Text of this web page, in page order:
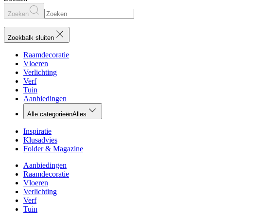
Zoeken
Zoekbalk sluiten
Raamdecoratie
Vloeren
Verlichting
Verf
Tuin
Aanbiedingen
Alle categorieënAlles
Inspiratie
Klusadvies
Folder & Magazine
Aanbiedingen
Raamdecoratie
Vloeren
Verlichting
Verf
Tuin